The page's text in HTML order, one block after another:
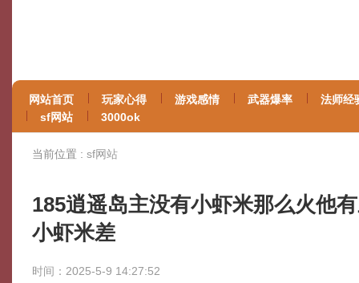
网站首页 玩家心得 游戏感情 武器爆率
法师经
sf网站
3000ok
当前位置 : sf网站
185逍遥岛主没有小虾米那么火他
小虾米差
时间：2025-5-9 14:27:52